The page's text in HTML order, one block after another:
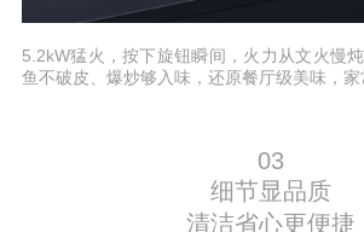
5.2kW猛火，按下旋钮瞬间，火力从文火慢
鱼不破皮、爆炒够入味，还原餐厅级美味，家
03
细节显品质
清洁省心更便捷